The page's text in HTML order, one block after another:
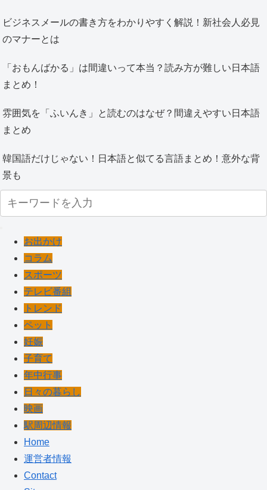
ビジネスメールの書き方をわかりやすく解説！新社会人必見
のマナーとは
「おもんばかる」は間違いって本当？読み方が難しい日本語
まとめ！
雰囲気を「ふいんき」と読むのはなぜ？間違えやすい日本語
まとめ
韓国語だけじゃない！日本語と似てる言語まとめ！意外な背
景も
お出かけ
コラム
スポーツ
テレビ番組
トレンド
ペット
妊娠
子育て
年中行事
日々の暮らし
映画
駅周辺情報
Home
運営者情報
Contact